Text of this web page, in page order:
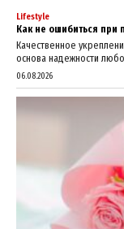
Lifestyle
Как не ошибиться при
Качественное
основа надежности
06.08.2026